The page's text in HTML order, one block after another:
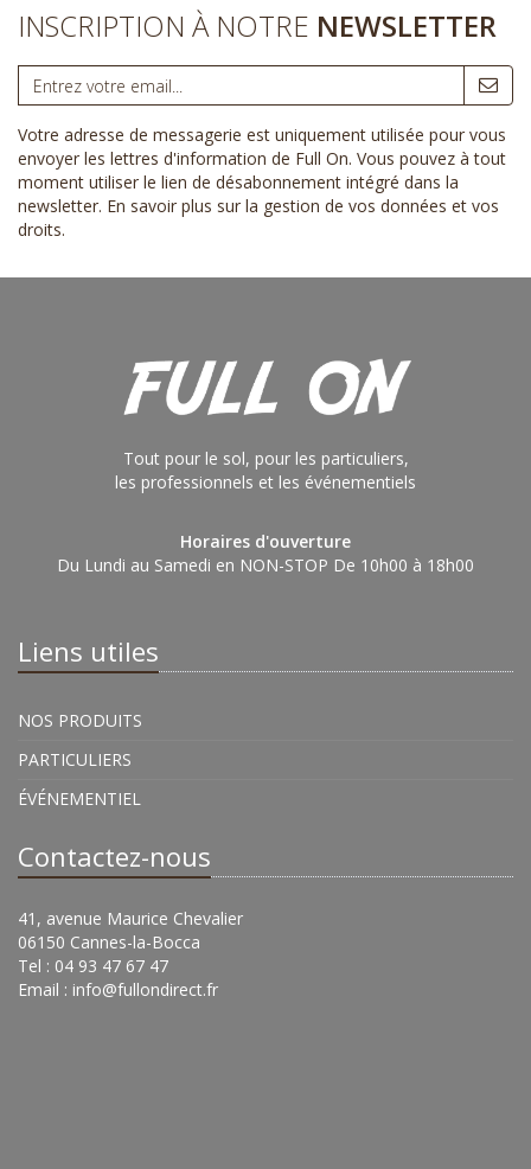
INSCRIPTION À NOTRE NEWSLETTER
Votre adresse de messagerie est uniquement utilisée pour vous
envoyer les lettres d'information de Full On. Vous pouvez à tout
moment utiliser le lien de désabonnement intégré dans la
newsletter. En savoir plus sur la gestion de vos données et vos
droits.
Tout pour le sol, pour les particuliers,
les professionnels et les événementiels
Horaires d'ouverture
Du Lundi au Samedi en NON-STOP De 10h00 à 18h00
Liens utiles
NOS PRODUITS
PARTICULIERS
ÉVÉNEMENTIEL
Contactez-nous
41, avenue Maurice Chevalier
06150 Cannes-la-Bocca
Tel : 04 93 47 67 47
Email : info@fullondirect.fr